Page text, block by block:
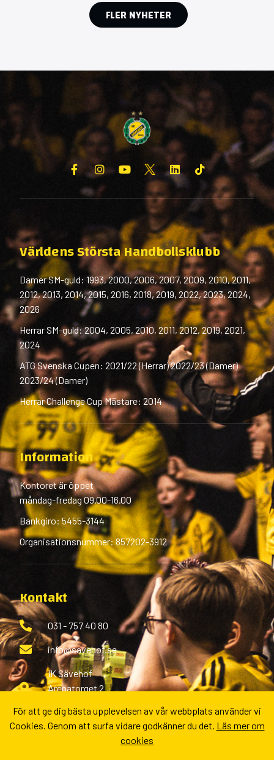
FLER NYHETER
Världens Största Handbollsklubb
Damer SM-guld: 1993, 2000, 2006, 2007, 2009, 2010, 2011,
2012, 2013, 2014, 2015, 2016, 2018, 2019, 2022, 2023, 2024,
2026
Herrar SM-guld: 2004, 2005, 2010, 2011, 2012, 2019, 2021,
2024
ATG Svenska Cupen: 2021/22 (Herrar) 2022/23 (Damer)
2023/24 (Damer)
Herrar Challenge Cup Mästare: 2014
Information
Kontoret är öppet
måndag-fredag 09.00-16.00
Bankgiro: 5455-3144
Organisationsnummer: 857202-3912
Kontakt
031 - 757 40 80
info@savehof.se
IK Sävehof
Arenatorget 2
Fler kontaktvägar
För att ge dig bästa upplevelsen av vår webbplats använder vi
Cookies. Genom att surfa vidare godkänner du det. Läs mer om
cookies